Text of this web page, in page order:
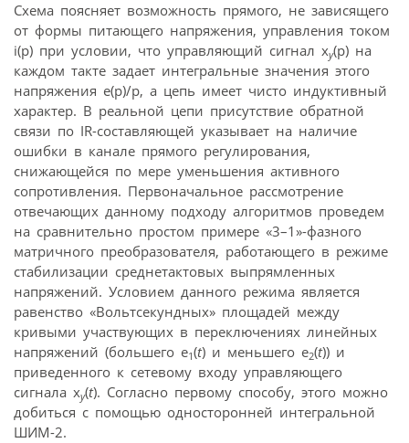
Схема поясняет возможность прямого, не зависящего
от формы питающего напряжения, управления током
i(p) при условии, что управляющий сигнал xy(p) на
каждом такте задает интегральные значения этого
напряжения e(p)/p, а цепь имеет чисто индуктивный
характер. В реальной цепи присутствие обратной
связи по IR-составляющей указывает на наличие
ошибки в канале прямого регулирования,
снижающейся по мере уменьшения активного
сопротивления. Первоначальное рассмотрение
отвечающих данному подходу алгоритмов проведем
на сравнительно простом примере «3–1»-фазного
матричного преобразователя, работающего в режиме
стабилизации среднетактовых выпрямленных
напряжений. Условием данного режима является
равенство «Вольтсекундных» площадей между
кривыми участвующих в переключениях линейных
напряжений (большего е1(t) и меньшего е2(t)) и
приведенного к сетевому входу управляющего
сигнала xу(t). Согласно первому способу, этого можно
добиться с помощью односторонней интегральной
ШИМ-2.